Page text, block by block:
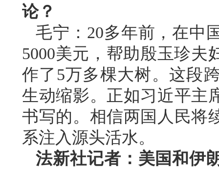
论？
毛宁：20多年前，在中
5000美元，帮助殷玉珍夫
作了5万多棵大树。这段
生动缩影。正如习近平主
书写的。相信两国人民将
系注入源头活水。
法新社记者：美国和伊